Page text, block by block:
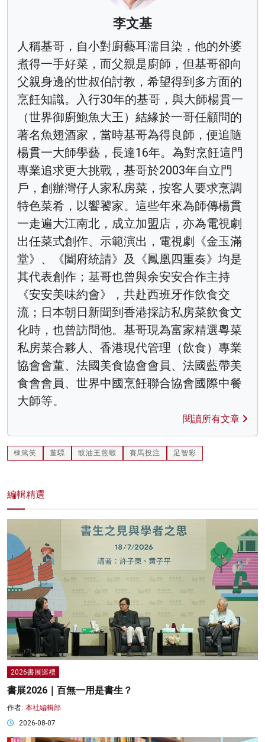
李文基
人稱基哥，自小對廚藝耳濡目染，他的外婆
煮得一手好菜，而父親是廚師，但基哥卻向
父親身邊的世叔伯討教，希望得到多方面的
烹飪知識。入行30年的基哥，與大師楊貫一
（世界御廚鮑魚大王）結緣於一哥任顧問的
著名魚翅酒家，當時基哥為得良師，便追隨
楊貫一大師學藝，長達16年。為對烹飪這門
專業追求更大挑戰，基哥於2003年自立門
戶，創辦灣仔人家私房菜，按客人要求烹調
特色菜肴，以饗饕家。這些年來為師傳楊貫
一走遍大江南北，成立加盟店，亦為電視劇
出任菜式創作、示範演出，電視劇《金玉滿
堂》、《闔府統請》及《鳳凰四重奏》均是
其代表創作；基哥也曾與余安安合作主持
《安安美味約會》，共赴西班牙作飲食交
流；日本朝日新聞到香港採訪私房菜飲食文
化時，也曾訪問他。基哥現為富家精選粵菜
私房菜合夥人、香港現代管理（飲食）專業
協會會董、法國美食協會會員、法國藍帶美
食會會員、世界中國烹飪聯合協會國際中餐
大師等。
閱讀所有文章
棟篤笑 董驃 豉油王煎蝦 賽馬投注 足智彩
編輯精選
2026書展巡禮
書展2026｜百無一用是書生？
作者: 本社編輯部
2026-08-07